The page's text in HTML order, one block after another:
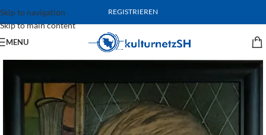
Skip to navigation
Skip to main content
REGISTRIEREN
MENU